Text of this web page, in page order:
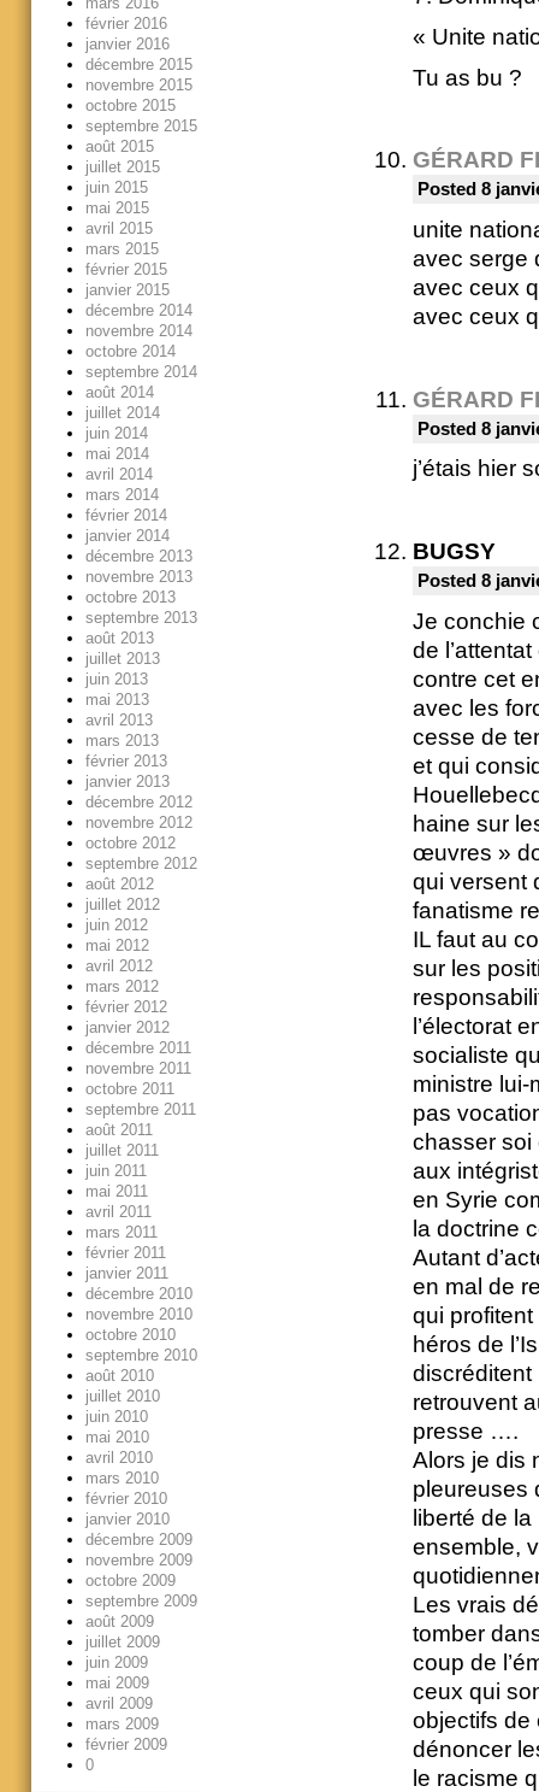
« Unite
Tu as bu ?
GÉRARD
Posted 8
unite
avec serge
avec ceux
avec ceux
GÉRARD
Posted 8
j’étais hier
BUGSY
Posted 8
Je conchie
de
contre cet
avec les
cesse de
et qui
haine sur
œuvres »
qui versent
fanatisme
IL faut au
sur les
l’électorat
socialiste
ministre lui-
pas
chasser soi
aux
en Syrie
la doctrine
Autant
en mal de
qui
héros de
discréditent
retrouvent
presse ….
Alors je dis
pleureuses
liberté de
ensemble,
Les vrais
tomber
coup de
ceux qui
objectifs de
dénoncer
le racisme
février 2016
janvier 2016
décembre 2015
novembre 2015
octobre 2015
septembre 2015
août 2015
juillet 2015
juin 2015
mai 2015
avril 2015
mars 2015
février 2015
janvier 2015
décembre 2014
novembre 2014
octobre 2014
septembre 2014
août 2014
juillet 2014
juin 2014
mai 2014
avril 2014
mars 2014
février 2014
janvier 2014
décembre 2013
novembre 2013
octobre 2013
septembre 2013
août 2013
juillet 2013
juin 2013
mai 2013
avril 2013
mars 2013
février 2013
janvier 2013
décembre 2012
novembre 2012
octobre 2012
septembre 2012
août 2012
juillet 2012
juin 2012
mai 2012
avril 2012
mars 2012
février 2012
janvier 2012
décembre 2011
novembre 2011
octobre 2011
septembre 2011
août 2011
juillet 2011
juin 2011
mai 2011
avril 2011
mars 2011
février 2011
janvier 2011
décembre 2010
novembre 2010
octobre 2010
septembre 2010
août 2010
juillet 2010
juin 2010
mai 2010
avril 2010
mars 2010
février 2010
janvier 2010
décembre 2009
novembre 2009
octobre 2009
septembre 2009
août 2009
juillet 2009
juin 2009
mai 2009
avril 2009
mars 2009
février 2009
0